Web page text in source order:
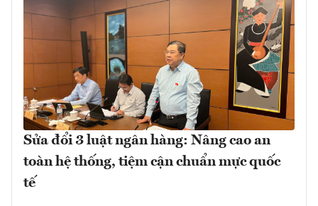
Sửa đổi 3 luật ngân hàng: Nâng cao an
toàn hệ thống, tiệm cận chuẩn mực quốc
tế